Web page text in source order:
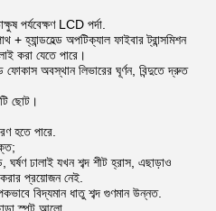
পর্যবেক্ষণ LCD পর্দা.
+ হ্যান্ডহেল্ড অপটিক্যাল ফাইবার ট্রান্সমিশন
করা যেতে পারে।
ফোকাস অবস্থান লিভারের ঘূর্ণন, বিন্দুতে দ্রুত
ছোট।
হতে পারে.
ঘর্ষণ ঢালাই যখন শব্দ শীট হ্রাস, এছাড়াও
প্রয়োজন নেই.
বিদ্যমান ধাতু শব্দ গুণমান উন্নত.